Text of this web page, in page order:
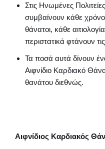
Στις Ηνωμένες
συμβαίνουν κάθε χρόνο
θάνατοι, κάθε
περιστατικά φτάνουν
Τα ποσά αυτά δίνουν
Αιφνίδιο Καρδιακό
θανάτου διεθνώς.
Αιφνίδιος Καρδιακός